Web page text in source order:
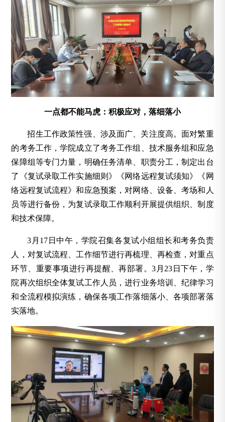
一点都不能马虎：积极应对，落细落小
招生工作政策性强、涉及面广、关注度高。面对繁重
的考务工作，学院成立了考务工作组、技术服务组和应急
保障组等专门力量，明确任务清单、职责分工，制定出台
了《复试录取工作实施细则》《网络远程复试须知》《网
络远程复试流程》和应急预案，对网络、设备、考场和人
员等进行备份，为复试录取工作顺利开展提供组织、制度
和技术保障。
3月17日中午，学院召集各复试小组组长和考务负责
人，对复试流程、工作细节进行再梳理、再检查，对重点
环节、重要事项进行再提醒、再部署。3月23日下午，学
院再次组织全体复试工作人员，进行业务培训、纪律学习
和全流程模拟演练，确保各项工作落细落小、各项部署落
实落地。